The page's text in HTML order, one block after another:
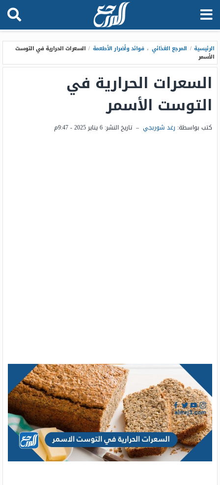
الرئيسية / المرجع الغذائي ، فوائد وأضرار الأطعمة / السعرات الحرارية في التوست
الأسمر
السعرات الحرارية في
التوست الأسمر
كتب بواسطة: رغد شوربجي – تاريخ النشر: 6 يناير 2025 - 9:47م